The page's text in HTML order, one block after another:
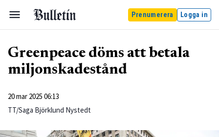
Prenumerera Logga in
Greenpeace döms att betala
miljonskadestånd
20 mar 2025 06:13
TT/Saga Björklund Nystedt